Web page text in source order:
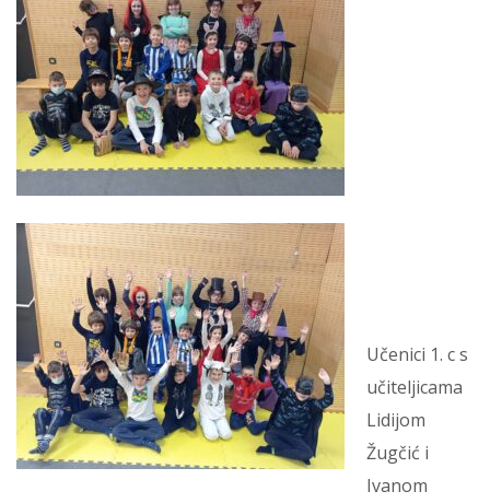
Učenici 1. c s
učiteljicama
Lidijom
Žugčić i
Ivanom